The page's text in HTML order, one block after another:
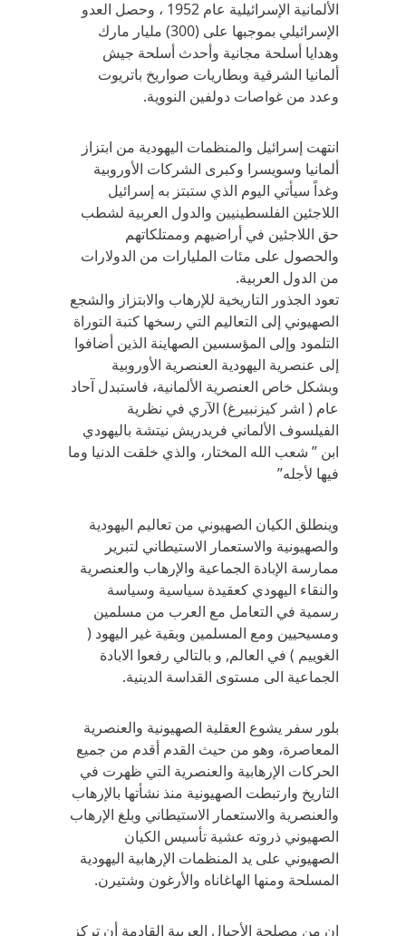
الألمانية الإسرائيلية عام 1952 ، وحصل العدو
الإسرائيلي بموجبها على (300) مليار مارك
وهدايا أسلحة مجانية وأحدث أسلحة جيش
ألمانيا الشرقية وبطاريات صواريخ باتريوت
وعدد من غواصات دولفين النووية.
انتهت إسرائيل والمنظمات اليهودية من ابتزاز
ألمانيا وسويسرا وكبرى الشركات الأوروبية
وغداً سيأتي اليوم الذي ستبتز به إسرائيل
اللاجئين الفلسطينيين والدول العربية لشطب
حق اللاجئين في أراضيهم وممتلكاتهم
والحصول على مئات المليارات من الدولارات
من الدول العربية.
تعود الجذور التاريخية للإرهاب والابتزاز والشجع
الصهيوني إلى التعاليم التي رسخها كتبة التوراة
التلمود وإلى المؤسسين الصهاينة الذين أضافوا
إلى عنصرية اليهودية العنصرية الأوروبية
وبشكل خاص العنصرية الألمانية، فاستبدل آحاد
عام ( اشر كيزنبيرغ) الآري في نظرية
الفيلسوف الألماني فريدريش نيتشة باليهودي
ابن ” شعب الله المختار، والذي خلقت الدنيا وما
فيها لأجله”
وينطلق الكيان الصهيوني من تعاليم اليهودية
والصهيونية والاستعمار الاستيطاني لتبرير
ممارسة الإبادة الجماعية والإرهاب والعنصرية
والنقاء اليهودي كعقيدة سياسية وسياسة
رسمية في التعامل مع العرب من مسلمين
ومسيحيين ومع المسلمين وبقية غير اليهود (
الغوييم ) في العالم, و بالتالي رفعوا الابادة
الجماعية الى مستوى القداسة الدينية.
بلور سفر يشوع العقلية الصهيونية والعنصرية
المعاصرة، وهو من حيث القدم أقدم من جميع
الحركات الإرهابية والعنصرية التي ظهرت في
التاريخ وارتبطت الصهيونية منذ نشأتها بالإرهاب
والعنصرية والاستعمار الاستيطاني وبلغ الإرهاب
الصهيوني ذروته عشية تأسيس الكيان
الصهيوني على يد المنظمات الإرهابية اليهودية
المسلحة ومنها الهاغاناه والأرغون وشتيرن.
إن من مصلحة الأجيال العربية القادمة أن تركز